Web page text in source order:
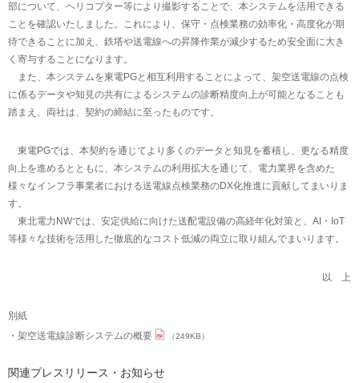
部について、ヘリコプター等により撮影することで、本システムを活用できる
ことを確認いたしました。これにより、保守・点検業務の効率化・高度化が期
待できることに加え、鉄塔や送電線への昇降作業が減少するため安全面に大き
く寄与することになります。
また、本システムを東電PGと相互利用することによって、架空送電線の点検
に係るデータや知見の共有によるシステムの診断精度向上が可能となることも
踏まえ、両社は、契約の締結に至ったものです。
東電PGでは、本契約を通じてより多くのデータと知見を蓄積し、更なる精度
向上を進めるとともに、本システムの利用拡大を通じて、電力業界を含めた
様々なインフラ事業者における送電線点検業務のDX化推進に貢献してまいりま
す。
東北電力NWでは、安定供給に向けた送配電設備の高経年化対策と、AI・IoT
等様々な技術を活用した徹底的なコスト低減の両立に取り組んでまいります。
以 上
別紙
架空送電線診断システムの概要
（249KB）
関連プレスリリース・お知らせ